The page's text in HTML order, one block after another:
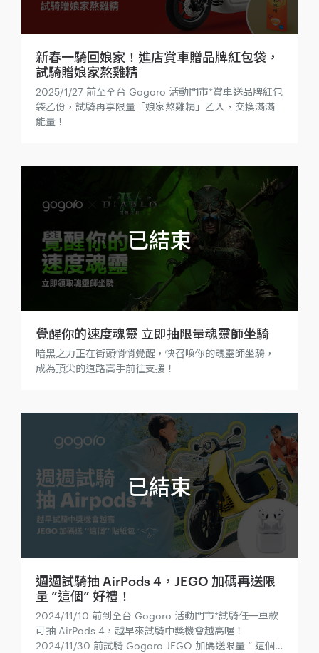
新春一騎回娘家！進店賞車贈品牌紅包袋，
試騎贈娘家熬雞精
2025/1/27 前至全台 Gogoro 活動門市*賞車送品牌紅包
袋乙份，試騎再享限量「娘家熬雞精」乙入，交換滿滿
能量！
覺醒你的速度魂靈 立即抽限量魂靈師坐騎
暗黑之力正在街頭悄悄覺醒，快召喚你的魂靈師坐騎，
成為頂尖的道路高手前往支援！
週週試騎抽 AirPods 4，JEGO 加碼再送限
量 ”這個” 好禮！
2024/11/10 前到全台 Gogoro 活動門市*試騎任一車款
可抽 AirPods 4，越早來試騎中獎機會越高喔！
2024/11/30 前試騎 Gogoro JEGO 加碼送限量 “ 這個 ”